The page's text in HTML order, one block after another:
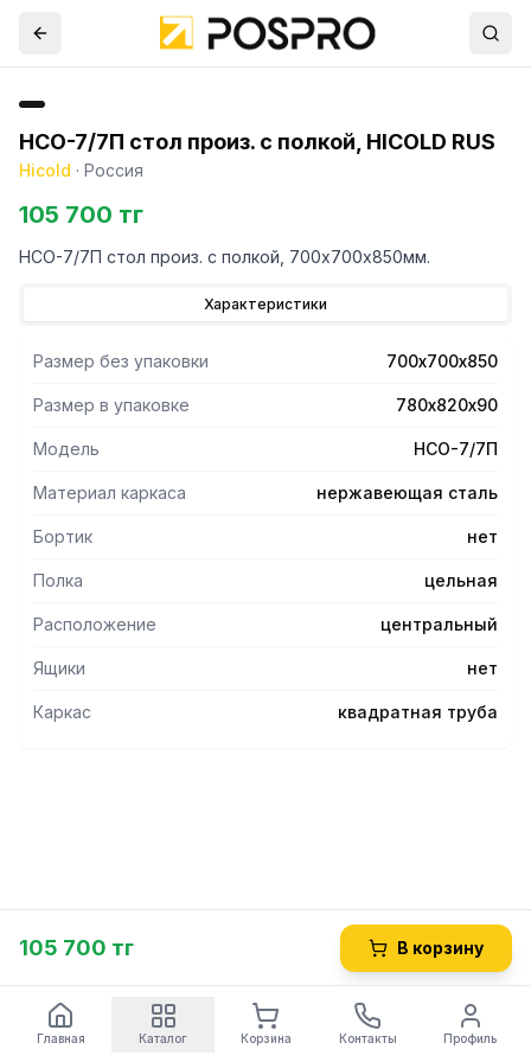
НСО-7/7П стол произ. с полкой, HICOLD RUS
Hicold · Россия
105 700 тг
НСО-7/7П стол произ. с полкой, 700х700х850мм.
Характеристики
Размер без упаковки 700х700х850
Размер в упаковке 780х820х90
Модель НСО-7/7П
Материал каркаса нержавеющая сталь
Бортик нет
Полка цельная
Расположение центральный
Ящики нет
Каркас квадратная труба
105 700 тг В корзину
Главная Каталог Корзина Контакты Профиль